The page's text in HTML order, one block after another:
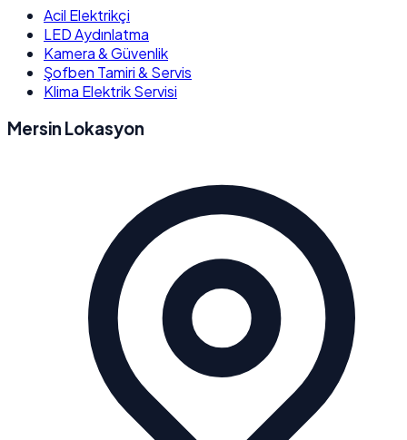
Acil Elektrikçi
LED Aydınlatma
Kamera & Güvenlik
Şofben Tamiri & Servis
Klima Elektrik Servisi
Mersin Lokasyon